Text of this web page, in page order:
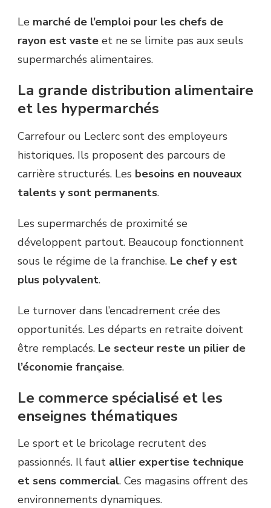
Le marché de l’emploi pour les chefs de
rayon est vaste et ne se limite pas aux seuls
supermarchés alimentaires.
La grande distribution alimentaire
et les hypermarchés
Carrefour ou Leclerc sont des employeurs
historiques. Ils proposent des parcours de
carrière structurés. Les besoins en nouveaux
talents y sont permanents.
Les supermarchés de proximité se
développent partout. Beaucoup fonctionnent
sous le régime de la franchise. Le chef y est
plus polyvalent.
Le turnover dans l’encadrement crée des
opportunités. Les départs en retraite doivent
être remplacés. Le secteur reste un pilier de
l’économie française.
Le commerce spécialisé et les
enseignes thématiques
Le sport et le bricolage recrutent des
passionnés. Il faut allier expertise technique
et sens commercial. Ces magasins offrent des
environnements dynamiques.